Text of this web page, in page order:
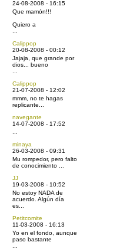
24-08-2008 - 16:15
Que mamón!!!
Quiero a
Calippop
20-08-2008 - 00:12
Jajaja, que grande por
dios... bueno
Calippop
21-07-2008 - 12:02
mmm, no te hagas
replicante...
navegante
14-07-2008 - 17:52
minaya
26-03-2008 - 09:31
Mu rompedor, pero falto
de conocimiento ...
JJ
19-03-2008 - 10:52
No estoy NADA de
acuerdo. Algún día
es...
Petitcomite
11-03-2008 - 16:13
Yo en el fondo, aunque
paso bastante